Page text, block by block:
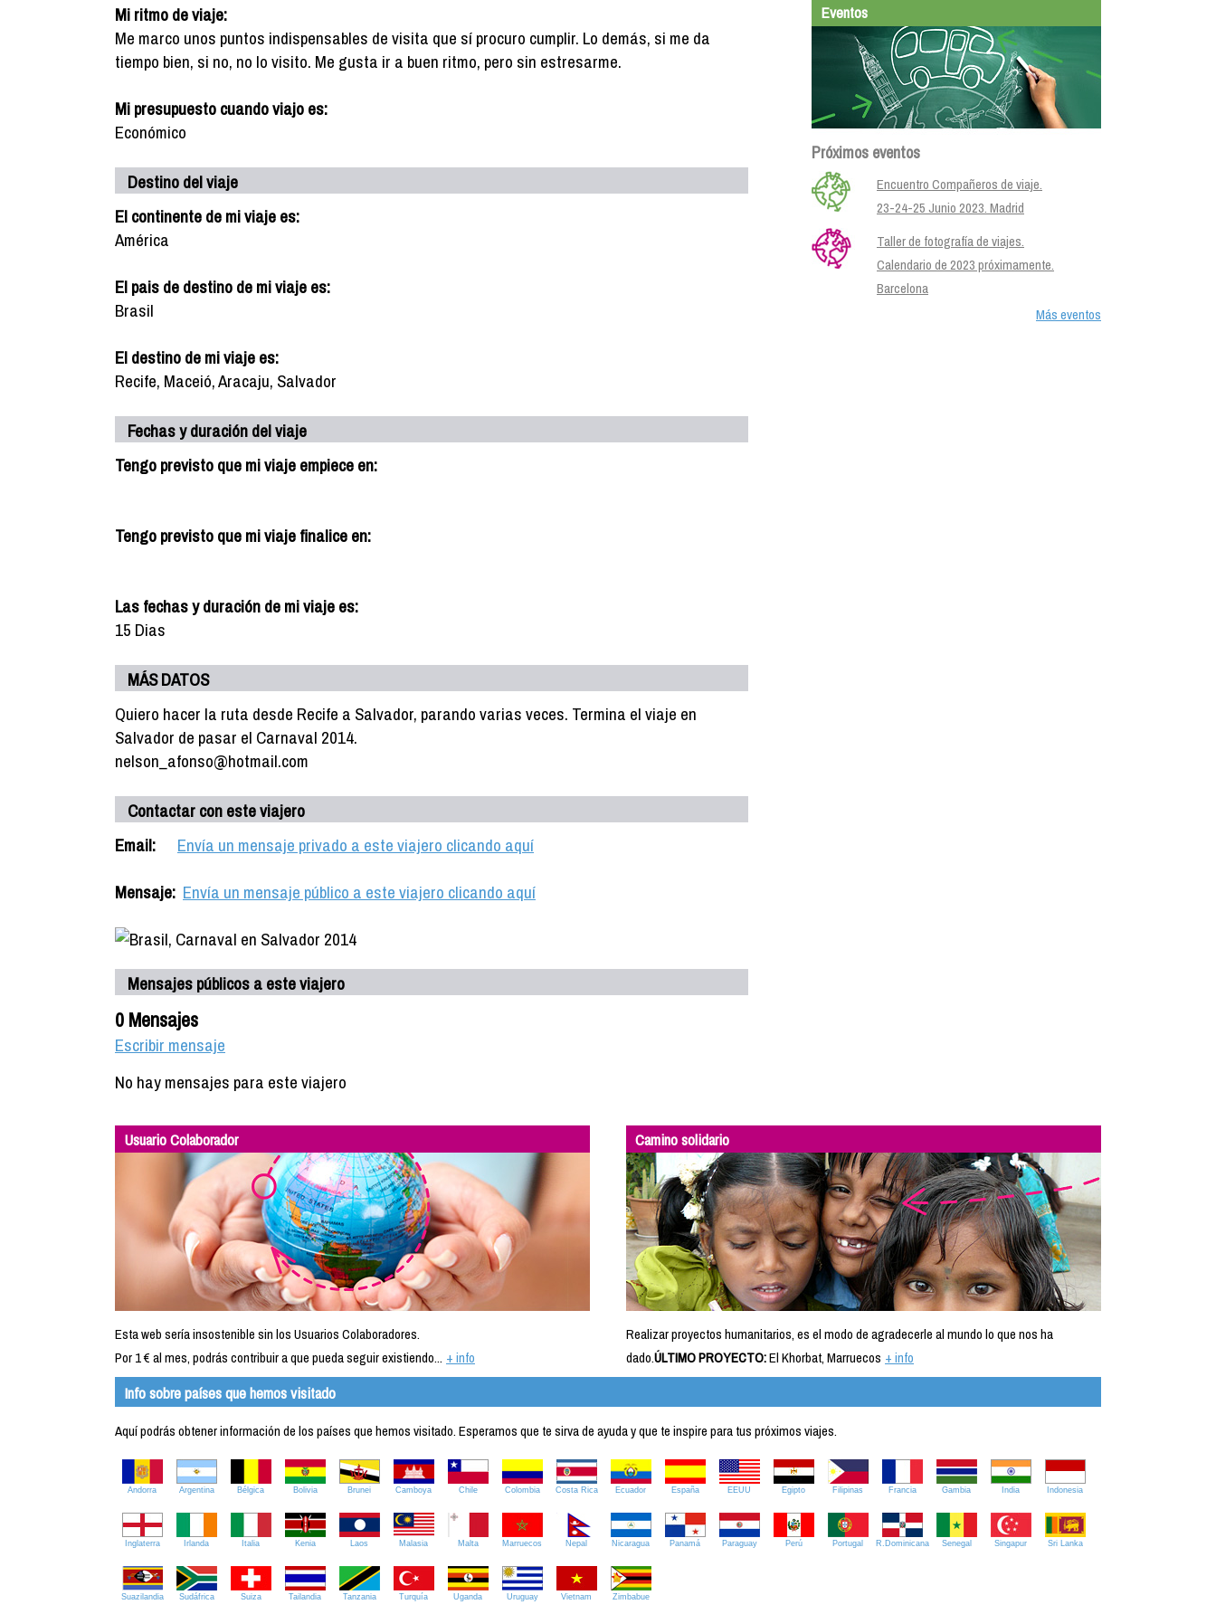
Mi ritmo de viaje:
Me marco unos puntos indispensables de visita que sí procuro cumplir. Lo demás, si me da
tiempo bien, si no, no lo visito. Me gusta ir a buen ritmo, pero sin estresarme.
Mi presupuesto cuando viajo es:
Económico
Destino del viaje
El continente de mi viaje es:
América
El pais de destino de mi viaje es:
Brasil
El destino de mi viaje es:
Recife, Maceió, Aracaju, Salvador
Fechas y duración del viaje
Tengo previsto que mi viaje empiece en:
Tengo previsto que mi viaje finalice en:
Las fechas y duración de mi viaje es:
15 Dias
MÁS DATOS
Quiero hacer la ruta desde Recife a Salvador, parando varias veces. Termina el viaje en
Salvador de pasar el Carnaval 2014.
nelson_afonso@hotmail.com
Contactar con este viajero
Email:
Envía un mensaje privado a este viajero clicando aquí
Mensaje: Envía un mensaje público a este viajero clicando aquí
Mensajes públicos a este viajero
0 Mensajes
Escribir mensaje
No hay mensajes para este viajero
Eventos
Próximos eventos
Encuentro Compañeros de viaje.
23-24-25 Junio 2023. Madrid
Taller de fotografía de viajes.
Calendario de 2023 próximamente.
Barcelona
Más eventos
Usuario Colaborador
Esta web sería insostenible sin los Usuarios Colaboradores.
Por 1 € al mes, podrás contribuir a que pueda seguir existiendo... + info
Camino solidario
Realizar proyectos humanitarios, es el modo de agradecerle al mundo lo que nos ha
dado.ÚLTIMO PROYECTO:El Khorbat, Marruecos + info
Info sobre países que hemos visitado
Aquí podrás obtener información de los países que hemos visitado. Esperamos que te sirva de ayuda y que te inspire para tus próximos viajes.
Andorra Argentina Bélgica Bolivia Brunei Camboya Chile Colombia Costa Rica Ecuador España EEUU Egipto Filipinas Francia Gambia India Indonesia
Inglaterra Irlanda Italia Kenia Laos Malasia Malta Marruecos Nepal Nicaragua Panamá Paraguay Perú Portugal R.Dominicana Senegal Singapur Sri Lanka
Suazilandia Sudáfrica Suiza Tailandia Tanzania Turquía Uganda Uruguay Vietnam Zimbabue